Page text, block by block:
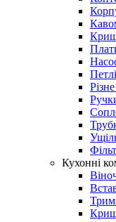
Кухонні